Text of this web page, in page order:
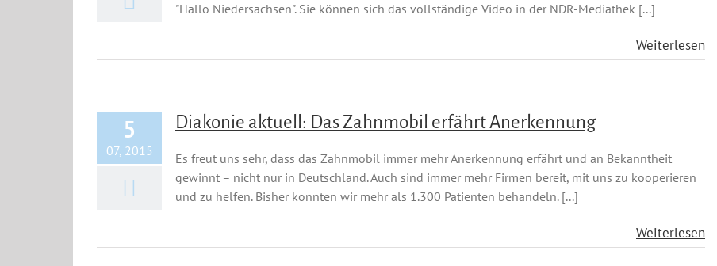
"Hallo Niedersachsen". Sie können sich das vollständige Video in der NDR-Mediathek [...]
Weiterlesen
5
07, 2015
Diakonie aktuell: Das Zahnmobil erfährt Anerkennung
Es freut uns sehr, dass das Zahnmobil immer mehr Anerkennung erfährt und an Bekanntheit
gewinnt – nicht nur in Deutschland. Auch sind immer mehr Firmen bereit, mit uns zu kooperieren
und zu helfen. Bisher konnten wir mehr als 1.300 Patienten behandeln. [...]
Weiterlesen